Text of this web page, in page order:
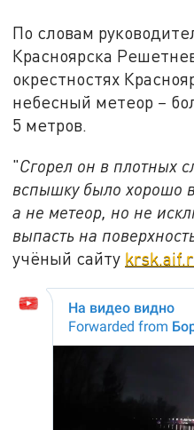
По словам
Красноярска
окрестностях
небесный метеор –
5 метров.
"Сгорел он в плотных
вспышку было хорошо
а не метеор, но не
выпасть на
учёный сайту